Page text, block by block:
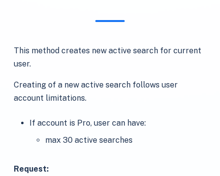
This method creates new active search for current
user.
Creating of a new active search follows user
account limitations.
If account is Pro, user can have:
max 30 active searches
Request: